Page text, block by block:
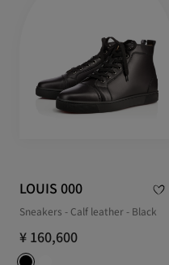
LOUIS 000
Sneakers - Calf leather - Black
¥ 160,600